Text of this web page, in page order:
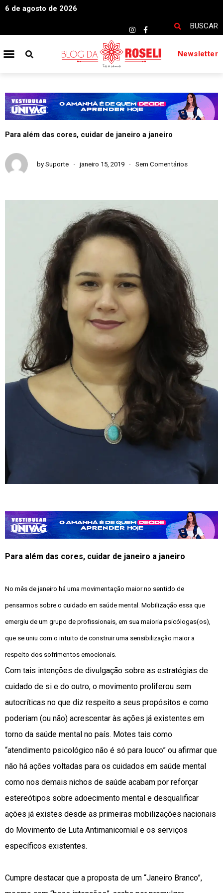
6 de agosto de 2026
BUSCAR
Newsletter
Para além das cores, cuidar de janeiro a janeiro
by Suporte janeiro 15, 2019 Sem Comentários
Para além das cores, cuidar de janeiro a janeiro
No mês de janeiro há uma movimentação maior no sentido de
pensarmos sobre o cuidado em saúde mental. Mobilização essa que
emergiu de um grupo de profissionais, em sua maioria psicólogas(os),
que se uniu com o intuito de construir uma sensibilização maior a
respeito dos sofrimentos emocionais.
Com tais intenções de divulgação sobre as estratégias de
cuidado de si e do outro, o movimento proliferou sem
autocríticas no que diz respeito a seus propósitos e como
poderiam (ou não) acrescentar às ações já existentes em
torno da saúde mental no país. Motes tais como
“atendimento psicológico não é só para louco” ou afirmar que
não há ações voltadas para os cuidados em saúde mental
como nos demais nichos de saúde acabam por reforçar
estereótipos sobre adoecimento mental e desqualificar
ações já existes desde as primeiras mobilizações nacionais
do Movimento de Luta Antimanicomial e os serviços
específicos existentes.
Cumpre destacar que a proposta de um “Janeiro Branco”,